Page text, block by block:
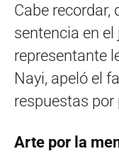
Cabe recordar,
sentencia en el
representante
Nayi, apeló el
respuestas
Arte por la